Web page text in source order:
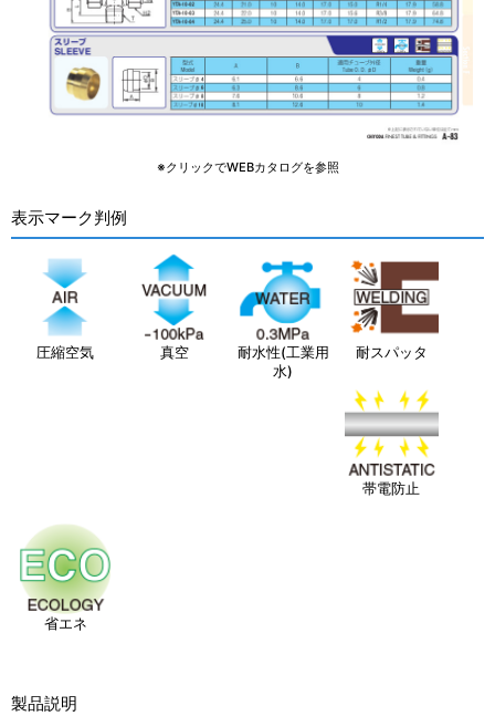
※クリックでWEBカタログを参照
表示マーク判例
圧縮空気 真空
耐水性(工業用
水)
耐スパッタ
帯電防止
省エネ
製品説明